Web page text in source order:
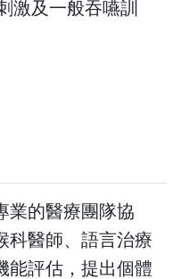
激及一般吞嚥訓
業的醫療團隊協
科醫師、語言治療
能評估，提出個體